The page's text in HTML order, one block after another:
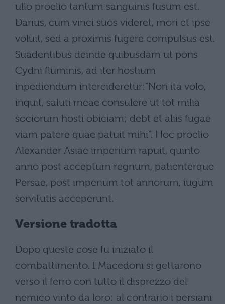
ullo proelio tantum sanguinis fusum est.
Darius, cum vinci suos videret, mori et ipse
voluit, sed a proximis fugere compulsus est.
Suadentibus deinde quibusdam ut pons
Cydni fluminis, ad iter hostium
inpediendum intercideretur:”Non ita volo,
inquit, saluti meae consulere ut tot milia
sociorum hosti obiciam; debt et aliis fugae
viam patere quae patuit mihi”. Hoc proelio
Alexander Asiae imperium rapuit, quinto
anno post acceptum regnum, patienterque
Persae, post imperium tot annorum, iugum
servitutis acceperunt.
Versione tradotta
Dopo queste cose fu iniziato il
combattimento. I Macedoni si gettarono
verso il ferro con tutto il disprezzo del
nemico vinto da loro: al contrario i persiani